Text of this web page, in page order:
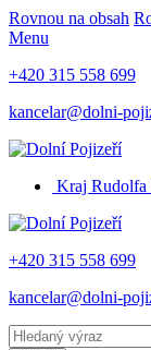
Rovnou na obsah
Menu
+420 315 558 699
kancelar@dolni-
Kraj Rudolfa
+420 315 558 699
kancelar@dolni-